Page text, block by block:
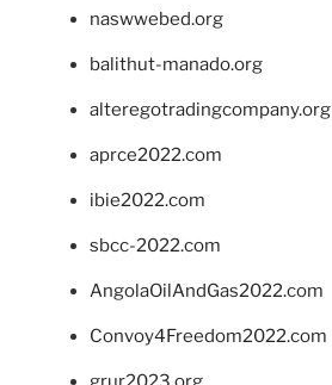
naswwebed.org
balithut-manado.org
alteregotradingcompany.org
aprce2022.com
ibie2022.com
sbcc-2022.com
AngolaOilAndGas2022.com
Convoy4Freedom2022.com